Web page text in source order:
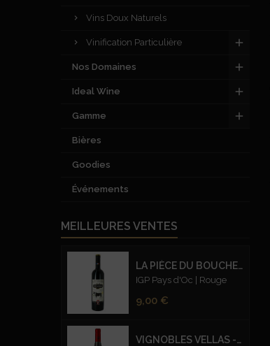
Vins Doux Naturels
Vinification Particulière
Nos Domaines
Ideal Wine
Gamme
Bières
Goodies
Événements
MEILLEURES VENTES
LA PIÈCE DU BOUCHER
IGP Pays d'Oc | Rouge
Prix
9,00 €
VIGNOBLES VELLAS - CUVEE PRESTIGE BLEND 99 CABERNET SAUVIGNON – ROUGE